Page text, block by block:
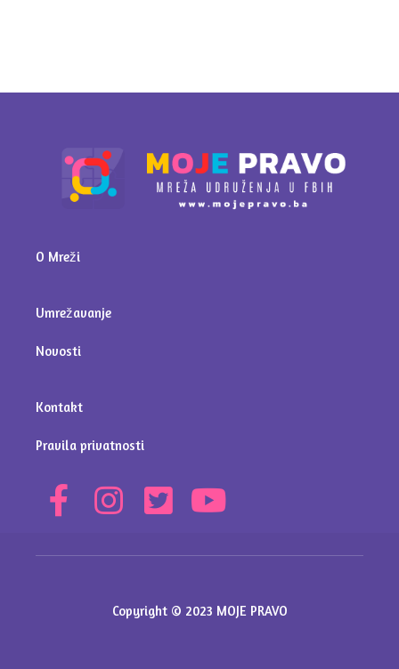
O Mreži
Umrežavanje
Novosti
Kontakt
Pravila privatnosti
Copyright © 2023 MOJE PRAVO